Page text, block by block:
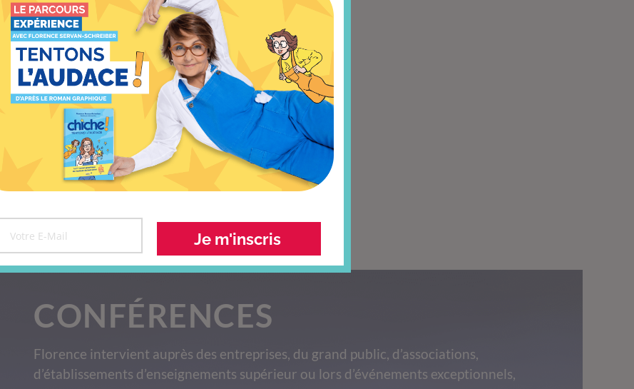
Vous inscrire à l’événement
metamorphose
CONFÉRENCES
Florence intervient auprès des entreprises, du grand public, d’associations,
d’établissements d’enseignements supérieur ou lors d’événements exceptionnels,
Je m'inscris